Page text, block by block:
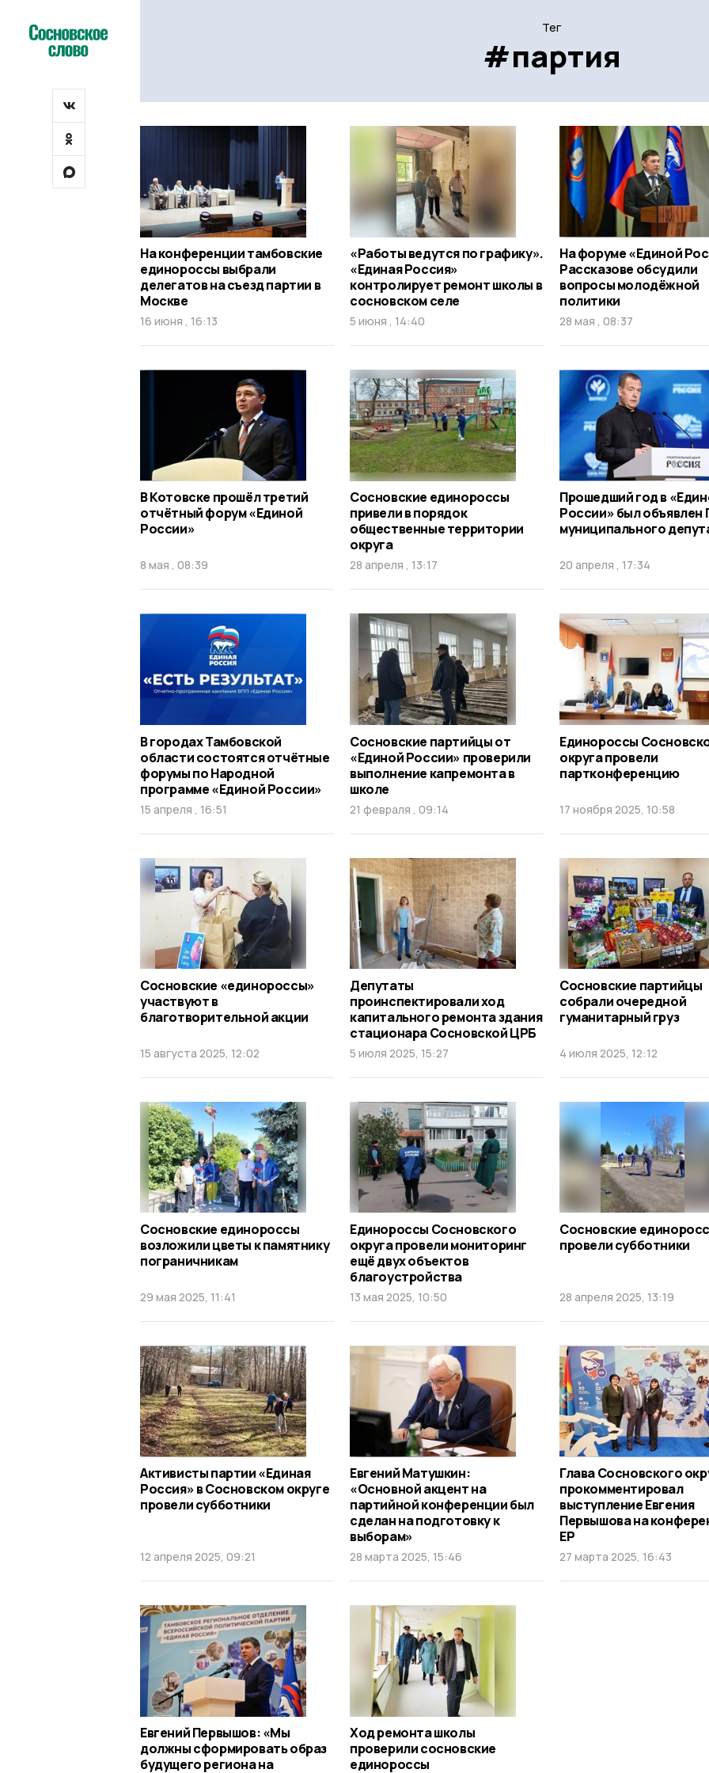
Тег
#партия
На конференции тамбовские
единороссы выбрали
делегатов на съезд партии в
Москве
16 июня , 16:13
«Работы ведутся по графику».
«Единая Россия»
контролирует ремонт школы в
сосновском селе
5 июня , 14:40
На форуме «Единой
Рассказове обсудили
вопросы молодёжной
политики
28 мая , 08:37
В Котовске прошёл третий
отчётный форум «Единой
России»
8 мая , 08:39
Сосновские единороссы
привели в порядок
общественные территории
округа
28 апреля , 13:17
Прошедший год в
России» был объявлен
муниципального
20 апреля , 17:34
В городах Тамбовской
области состоятся отчётные
форумы по Народной
программе «Единой России»
15 апреля , 16:51
Сосновские партийцы от
«Единой России» проверили
выполнение капремонта в
школе
21 февраля , 09:14
Единороссы
округа провели
партконференцию
17 ноября 2025, 10:58
Сосновские «единороссы»
участвуют в
благотворительной акции
15 августа 2025, 12:02
Депутаты
проинспектировали ход
капитального ремонта здания
стационара Сосновской ЦРБ
5 июля 2025, 15:27
Сосновские партийцы
собрали очередной
гуманитарный груз
4 июля 2025, 12:12
Сосновские единороссы
возложили цветы к памятнику
пограничникам
29 мая 2025, 11:41
Единороссы Сосновского
округа провели мониторинг
ещё двух объектов
благоустройства
13 мая 2025, 10:50
Сосновские
провели субботники
28 апреля 2025, 13:19
Активисты партии «Единая
Россия» в Сосновском округе
провели субботники
12 апреля 2025, 09:21
Евгений Матушкин:
«Основной акцент на
партийной конференции был
сделан на подготовку к
выборам»
28 марта 2025, 15:46
Глава Сосновского
прокомментировал
выступление Евгения
Первышова на
ЕР
27 марта 2025, 16:43
Евгений Первышов: «Мы
должны сформировать образ
будущего региона на
Ход ремонта школы
проверили сосновские
единороссы